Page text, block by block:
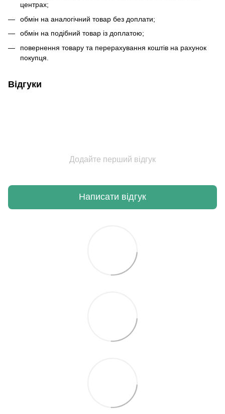
центрах;
обмін на аналогічний товар без доплати;
обмін на подібний товар із доплатою;
повернення товару та перерахування коштів на рахунок
покупця.
Відгуки
Додайте перший відгук
Написати відгук